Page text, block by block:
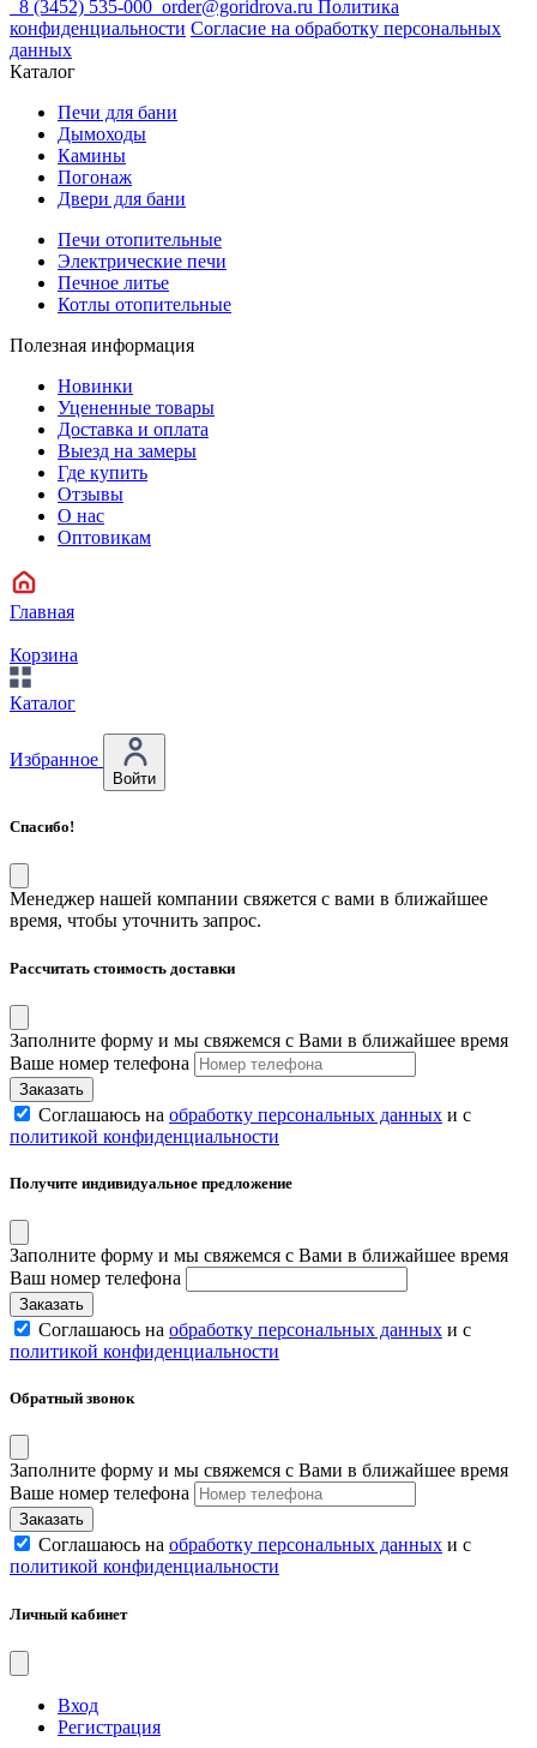
8 (3452) 535-000 order@goridrova.ru Политика
конфиденциальности Согласие на обработку персональных
данных
Каталог
Печи для бани
Дымоходы
Камины
Погонаж
Двери для бани
Печи отопительные
Электрические печи
Печное литье
Котлы отопительные
Полезная информация
Новинки
Уцененные товары
Доставка и оплата
Выезд на замеры
Где купить
Отзывы
О нас
Оптовикам
Главная
Корзина
Каталог
Избранное
Войти
Спасибо!
Менеджер нашей компании свяжется с вами в ближайшее
время, чтобы уточнить запрос.
Рассчитать стоимость доставки
Заполните форму и мы свяжемся с Вами в ближайшее время
Ваше номер телефона
Соглашаюсь на обработку персональных данных и с
политикой конфиденциальности
Получите индивидуальное предложение
Заполните форму и мы свяжемся с Вами в ближайшее время
Ваш номер телефона
Соглашаюсь на обработку персональных данных и с
политикой конфиденциальности
Обратный звонок
Заполните форму и мы свяжемся с Вами в ближайшее время
Ваше номер телефона
Соглашаюсь на обработку персональных данных и с
политикой конфиденциальности
Личный кабинет
Вход
Регистрация